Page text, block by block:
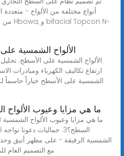
أنواع مختلفة من الألواح -
الألواح الشمسية
الألواح الشمسية على الأسطح: تحليل
ارتفاع تكاليف الكهرباء ومبادرات
ما هي مزايا وعيوب
السطح؟3. جماليات دعونا
الشمسية الرقيقة - على مظهر أنيق
مع التصميم العام